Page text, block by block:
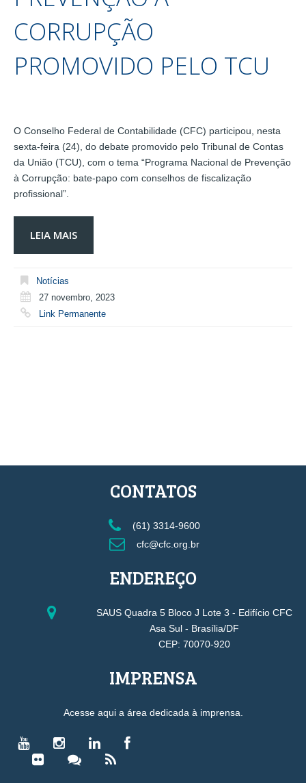
CORRUPÇÃO
PROMOVIDO PELO TCU
O Conselho Federal de Contabilidade (CFC) participou, nesta
sexta-feira (24), do debate promovido pelo Tribunal de Contas
da União (TCU), com o tema “Programa Nacional de Prevenção
à Corrupção: bate-papo com conselhos de fiscalização
profissional”.
LEIA MAIS
Notícias
27 novembro, 2023
Link Permanente
CONTATOS
(61) 3314-9600
cfc@cfc.org.br
ENDEREÇO
SAUS Quadra 5 Bloco J Lote 3 - Edifício CFC
Asa Sul - Brasília/DF
CEP: 70070-920
IMPRENSA
Acesse aqui a área dedicada à imprensa.